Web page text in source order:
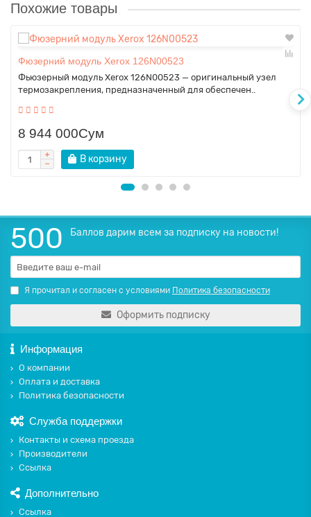
Похожие товары
Фюзерний модуль Xerox 126N00523
Фьюзерный модуль Xerox 126N00523 — оригинальный узел
термозакрепления, предназначенный для обеспечен..
8 944 000Сум
В корзину
500 Баллов дарим всем за подписку на новости!
Я прочитал и согласен с условиями Политика безопасности
Оформить подписку
Информация
О компании
Оплата и доставка
Политика безопасности
Служба поддержки
Контакты и схема проезда
Производители
Ссылка
Дополнительно
Ссылка